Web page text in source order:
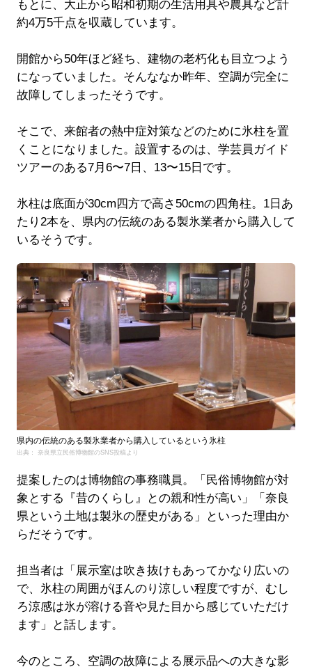
もとに、大正から昭和初期の生活用具や農具など計
約4万5千点を収蔵しています。
開館から50年ほど経ち、建物の老朽化も目立つよう
になっていました。そんななか昨年、空調が完全に
故障してしまったそうです。
そこで、来館者の熱中症対策などのために氷柱を置
くことになりました。設置するのは、学芸員ガイド
ツアーのある7月6〜7日、13〜15日です。
氷柱は底面が30cm四方で高さ50cmの四角柱。1日あ
たり2本を、県内の伝統のある製氷業者から購入して
いるそうです。
県内の伝統のある製氷業者から購入しているという氷柱
出典： 奈良県立民俗博物館のSNS投稿より
提案したのは博物館の事務職員。「民俗博物館が対
象とする『昔のくらし』との親和性が高い」「奈良
県という土地は製氷の歴史がある」といった理由か
らだそうです。
担当者は「展示室は吹き抜けもあってかなり広いの
で、氷柱の周囲がほんのり涼しい程度ですが、むし
ろ涼感は氷が溶ける音や見た目から感じていただけ
ます」と話します。
今のところ、空調の故障による展示品への大きな影